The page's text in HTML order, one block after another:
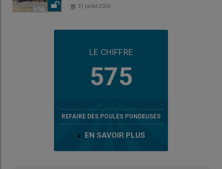
31 juillet 2026
LE CHIFFRE
575
REFAIRE DES POULES PONDEUSES
EN SAVOIR PLUS